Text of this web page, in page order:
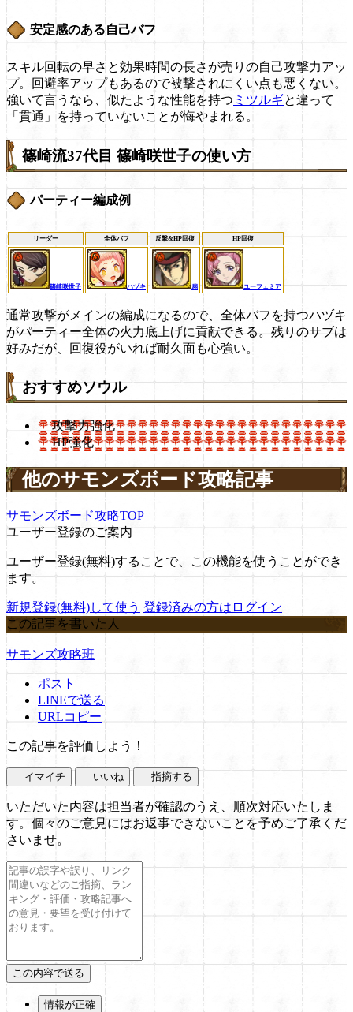
安定感のある自己バフ
スキル回転の早さと効果時間の長さが売りの自己攻撃力アッ
プ。回避率アップもあるので被撃されにくい点も悪くない。
強いて言うなら、似たような性能を持つ ミツルギと違って
「貫通」を持っていないことが悔やまれる。
篠崎流37代目 篠崎咲世子の使い方
パーティー編成例
リーダー 全体バフ 反撃&HP回復 HP回復
篠崎咲世子 ハヅキ 扇 ユーフェミア
通常攻撃がメインの編成になるので、全体バフを持つハヅキ
がパーティー全体の火力底上げに貢献できる。残りのサブは
好みだが、回復役がいれば耐久面も心強い。
おすすめソウル
攻撃力強化
HP強化
他のサモンズボード攻略記事
サモンズボード攻略TOP
ユーザー登録のご案内
ユーザー登録(無料)することで、この機能を使うことができ
ます。
新規登録(無料)して使う 登録済みの方はログイン
この記事を書いた人
サモンズ攻略班
ポスト
LINEで送る
URLコピー
この記事を評価しよう！
イマイチ いいね 指摘する
いただいた内容は担当者が確認のうえ、順次対応いたしま
す。個々のご意見にはお返事できないことを予めご了承くだ
さいませ。
情報が正確